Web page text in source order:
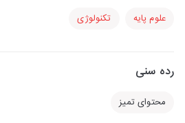
علوم پایه تکنولوژی
رده سنی
محتوای تمیز